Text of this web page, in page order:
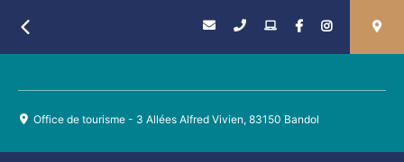
Office de tourisme - 3 Allées Alfred Vivien, 83150 Bandol